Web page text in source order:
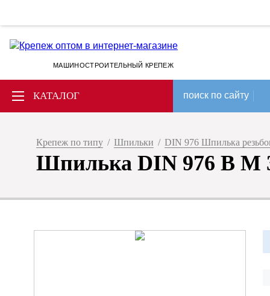
МАШИНОСТРОИТЕЛЬНЫЙ КРЕПЕЖ
КАТАЛОГ поиск по сайту
Крепеж по типу / Шпильки / DIN 976 Шпилька
Шпилька DIN 976 B M